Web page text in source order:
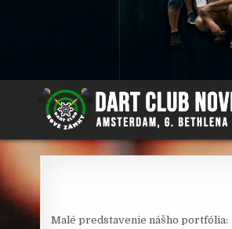
DC NOVÉ ZÁMKY
Malé predstavenie nášho portfólia: